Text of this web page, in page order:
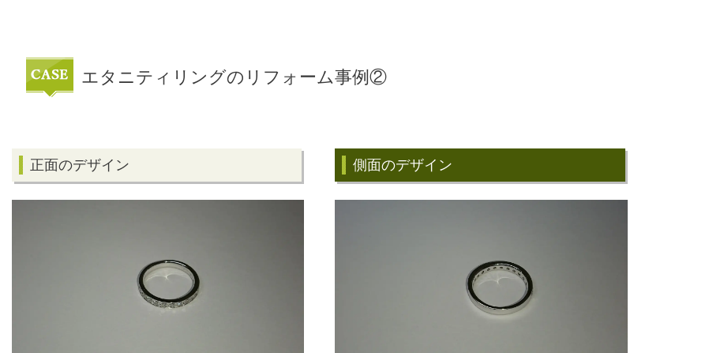
エタニティリングのリフォーム事例②
正面のデザイン 側面のデザイン